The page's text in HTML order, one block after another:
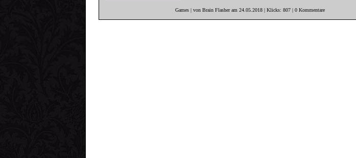
Games | von Brain Flasher am 24.05.2018 | Klicks: 807 | 0 Kommentare